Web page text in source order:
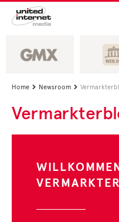
Home  Newsroom 
WILLKOMMEN